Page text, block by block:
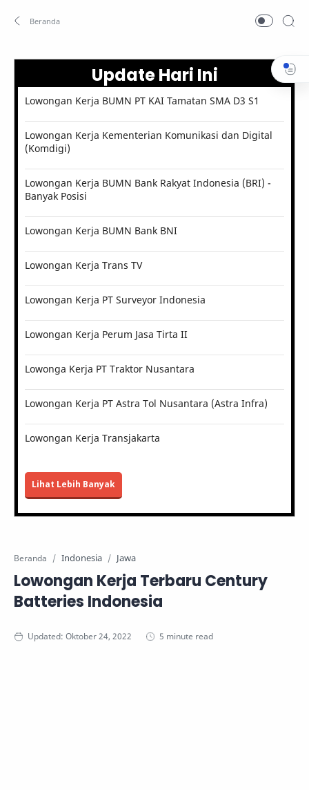
Update Hari Ini
Lowongan Kerja BUMN PT KAI Tamatan SMA D3 S1
Lowongan Kerja Kementerian Komunikasi dan Digital
(Komdigi)
Lowongan Kerja BUMN Bank Rakyat Indonesia (BRI) -
Banyak Posisi
Lowongan Kerja BUMN Bank BNI
Lowongan Kerja Trans TV
Lowongan Kerja PT Surveyor Indonesia
Lowongan Kerja Perum Jasa Tirta II
Lowonga Kerja PT Traktor Nusantara
Lowongan Kerja PT Astra Tol Nusantara (Astra Infra)
Lowongan Kerja Transjakarta
Lihat Lebih Banyak
Beranda Indonesia Jawa
Lowongan Kerja Terbaru Century
Batteries Indonesia
5 minute read